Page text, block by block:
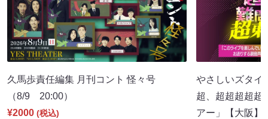
久馬歩責任編集 月刊コント 怪々号
（8/9 20:00）
¥2000 (税込)
やさしいズタイ
超、超超超超超
アー」【大阪